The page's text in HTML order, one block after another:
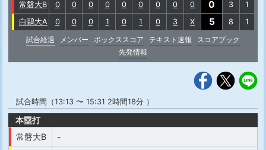
常磐大B 0 0 0 0 0 0 0 0 0 0 3
1
白鷗大A
0 0 0 1 0 1 0 3 X 5 8
1
試合経過
メンバー ボックススコア テキスト速報
スコアブック
先発情報
試合時間（13:13 〜 15:31 2時間18分 ）
本塁打
常磐大B
-